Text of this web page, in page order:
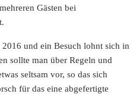
Gästen bei
und ein Besuch lohnt sich in
sollte man über Regeln und
seltsam vor, so das sich
für das eine abgefertigte